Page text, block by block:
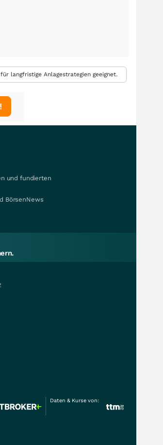
langfristige Anlagestrategien geeignet.
und fundierten
BörsenNews
Daten & Kurse von: